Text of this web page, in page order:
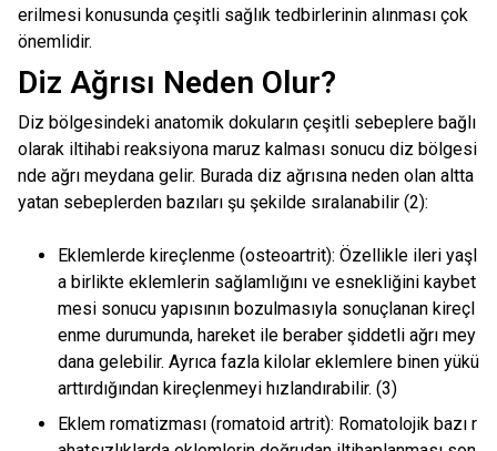
erilmesi konusunda çeşitli sağlık tedbirlerinin alınması çok
önemlidir.
Diz Ağrısı Neden Olur?
Diz bölgesindeki anatomik dokuların çeşitli sebeplere bağlı
olarak iltihabi reaksiyona maruz kalması sonucu diz bölgesi
nde ağrı meydana gelir. Burada diz ağrısına neden olan altta
yatan sebeplerden bazıları şu şekilde sıralanabilir (2):
Eklemlerde kireçlenme (osteoartrit): Özellikle ileri yaşl
a birlikte eklemlerin sağlamlığını ve esnekliğini kaybet
mesi sonucu yapısının bozulmasıyla sonuçlanan kireçl
enme durumunda, hareket ile beraber şiddetli ağrı mey
dana gelebilir. Ayrıca fazla kilolar eklemlere binen yükü
arttırdığından kireçlenmeyi hızlandırabilir. (3)
Eklem romatizması (romatoid artrit): Romatolojik bazı r